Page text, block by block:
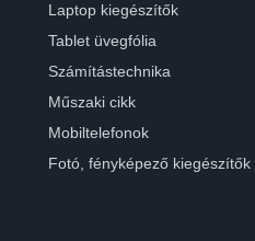
Laptop kiegészítők
Tablet üvegfólia
Számítástechnika
Műszaki cikk
Mobiltelefonok
Fotó, fényképező kiegészítők